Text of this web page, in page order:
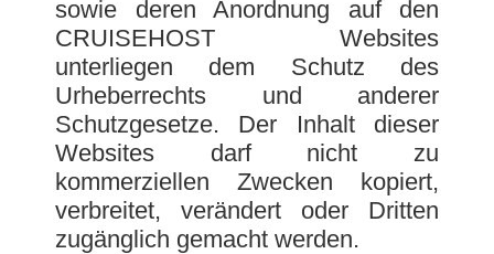
sowie deren Anordnung auf den
CRUISEHOST Websites
unterliegen dem Schutz des
Urheberrechts und anderer
Schutzgesetze. Der Inhalt dieser
Websites darf nicht zu
kommerziellen Zwecken kopiert,
verbreitet, verändert oder Dritten
zugänglich gemacht werden.